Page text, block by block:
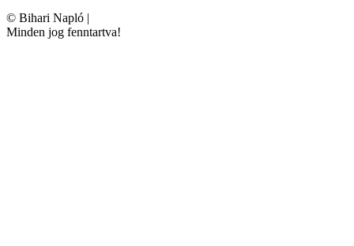
© Bihari Napló |
Minden jog fenntartva!